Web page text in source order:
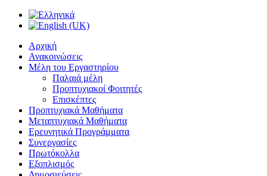
Αρχική
Ανακοινώσεις
Μέλη του Εργαστηρίου
Παλαιά μέλη
Προπτυχιακοί Φοιτητές
Επισκέπτες
Προπτυχιακά Μαθήματα
Μεταπτυχιακά Μαθήματα
Ερευνητικά Προγράμματα
Συνεργασίες
Πρωτόκολλα
Εξοπλισμός